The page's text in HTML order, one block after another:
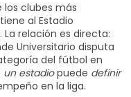
los clubes más
al Estadio
relación es directa:
Universitario disputa
del fútbol en
un estadiopuede definir
en la liga.